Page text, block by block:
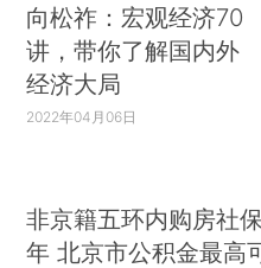
向松祚：宏观经济70
讲，带你了解国内外
经济大局
2022年04月06日
非京籍五环内购房社
年 北京市公积金最高